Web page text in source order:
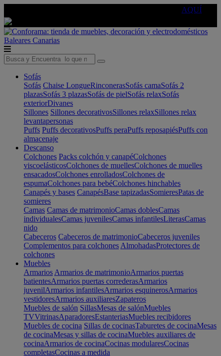
AQUÍ
Baleares Canarias
Sofás
Sofás Chaise LongueRinconerasSofás camaSofás 2
plazasSofás 3 plazasSofás de pielSofás relaxSofás
exteriorDivanes
Sillones Sillones decorativosSillones relaxSillones relax
levantapersonas
Puffs Puffs decorativosPuffs peraPuffs reposapiésPuffs con
almacenaje
Descanso
Colchones Packs colchón y canapéColchones
viscoelásticosColchones de muellesColchones de muelles
ensacadosColchones enrolladosColchones de
espumaColchones para bebéColchones hinchables
Canapés y bases CanapésBase tapizadasSomieresPatas de
somieres
Camas Camas de matrimonioCamas doblesCamas
individualesCamas juvenilesCamas infantilesLiterasCamas
nido
Cabeceros Cabeceros de matrimonioCabeceros juveniles
Complementos para colchones AlmohadasProtectores de
colchones
Muebles
Armarios Armarios de matrimonioArmarios puertas
batientesArmarios puertas correderasArmarios
juvenilArmarios infantilesArmarios esquinerosArmarios
vestidoresArmarios auxiliaresZapateros
Muebles de salón SillasMesas de salónMuebles
TVVitrinasAparadoresEstanteriasMuebles recibidores
Muebles de cocina Sillas de cocinasTaburetes de cocinaMesas
de cocinaMesas y sillas de cocinaMuebles auxiliares de
cocinaArmarios de cocinaCocinas modularesCocinas
completasCocinas a medida